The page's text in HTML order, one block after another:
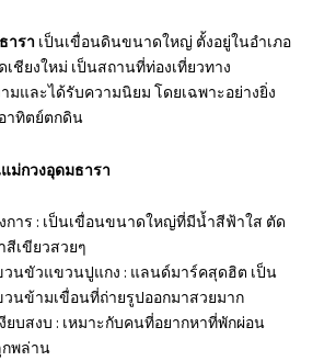
ารา เป็นเขื่อนดินขนาดใหญ่ ตั้งอยู่ในอำเภอ
เชียงใหม่ เป็นสถานที่ท่องเที่ยวทาง
มและได้รับความนิยม โดยเฉพาะอย่างยิ่ง
าทิตย์ตกดิน
ม่กวงอุดมธารา
การ : เป็นเขื่อนขนาดใหญ่ที่มีน้ำสีฟ้าใส ตัด
สีเขียวสวยๆ
นขัวแขวนปูแกง : แลนด์มาร์คสุดฮิต เป็น
นข้ามเขื่อนที่ถ่ายรูปออกมาสวยมาก
ยบสงบ : เหมาะกับคนที่อยากหาที่พักผ่อน
พล่าน